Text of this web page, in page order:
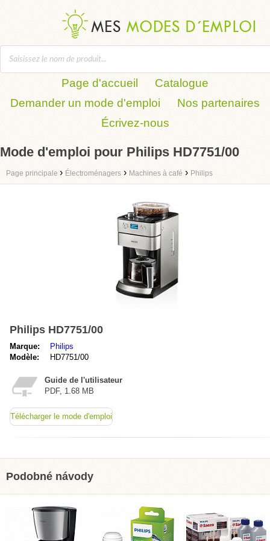
Page d'accueil
Catalogue
Demander un mode d'emploi
Nos partenaires
Écrivez-nous
Mode d'emploi pour Philips HD7751/00
Page principale › Électroménagers › Machines à café › Philips
Philips HD7751/00
Marque:
Philips
Modèle:
HD7751/00
Guide de l'utilisateur
PDF, 1.68 MB
Télécharger le mode d'emploi
Podobné návody